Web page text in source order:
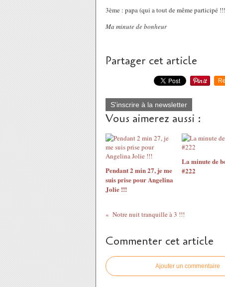
3ème : papa (qui a tout de même participé
Ma minute de bonheur
Partager cet article
S'inscrire à la newsletter
Vous aimerez aussi :
Pendant 2 min 27, je me
suis prise pour Angelina
Jolie !!!
La minute de
#222
Notre nuit tranquille à 3 !!!
Commenter cet article
Ajouter un commentaire